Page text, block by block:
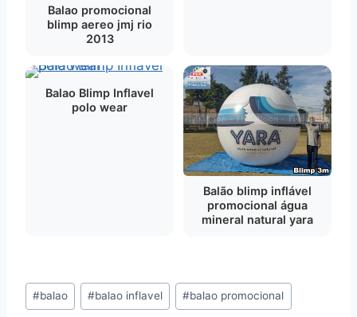
Balao promocional
blimp aereo jmj rio
2013
Balao Blimp Inflavel
polo wear
Balão blimp inflável
promocional água
mineral natural yara
Tags
do
#balao #balao inflavel #balao promocional